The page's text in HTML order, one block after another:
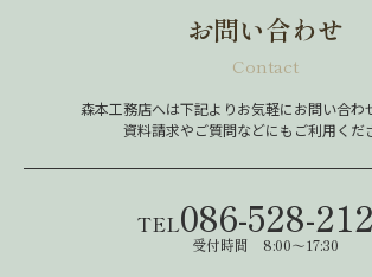
お問い合わせ
Contact
森本工務店へは下記よりお気軽にお問い合わ
資料請求やご質問などにもご利用くだ
TEL086-528-
受付時間 8:00～17:30